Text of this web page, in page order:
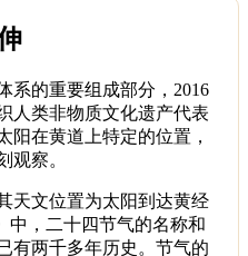
系的重要组成部分，2016
人类非物质文化遗产代表
阳在黄道上特定的位置，
观察。
天文位置为太阳到达黄经
中，二十四节气的名称和
有两千多年历史。节气的